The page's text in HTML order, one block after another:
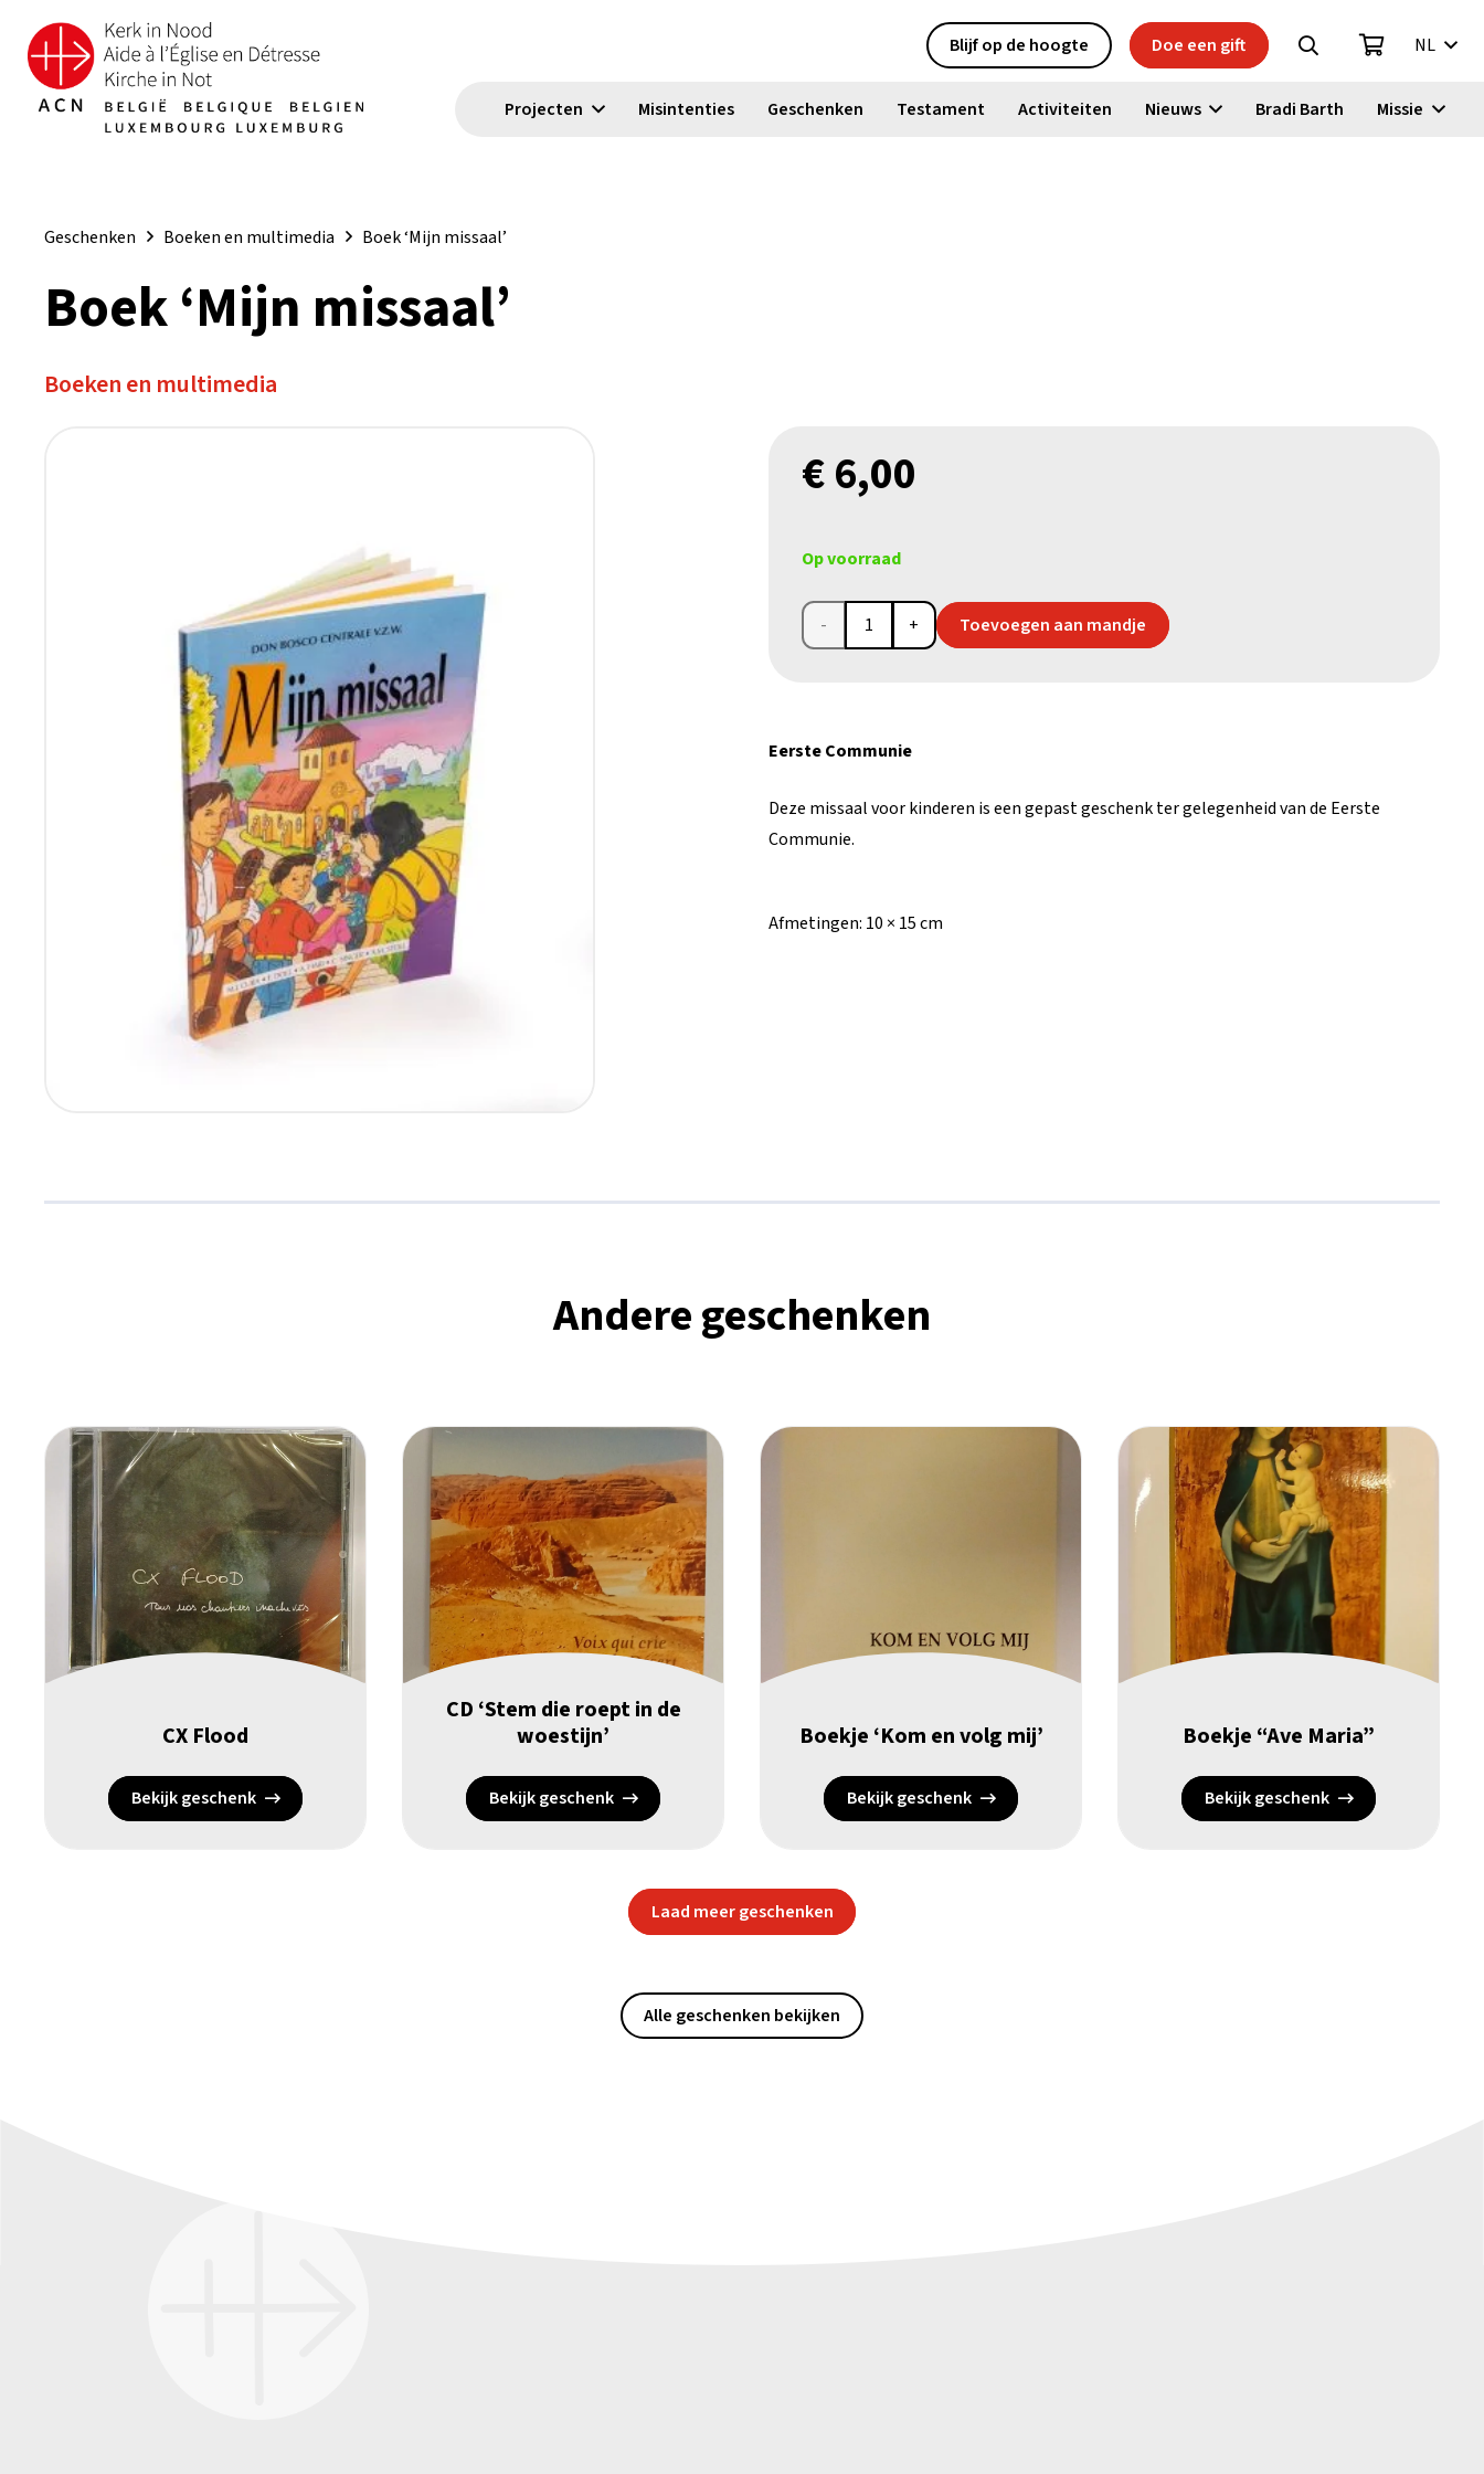
Blijf op de hoogte Doe een gift NL
Projecten Misintenties Geschenken Testament Activiteiten Nieuws Bradi Barth Missie
Geschenken Boeken en multimedia Boek ‘Mijn missaal’
Boek ‘Mijn missaal’
Boeken en multimedia
€6,00
Op voorraad
Boek
aantal
Toevoegen aan mandje
Eerste Communie
Deze missaal voor kinderen is een gepast geschenk ter gelegenheid van de Eerste
Communie.
Afmetingen: 10 × 15 cm
Andere geschenken
CX Flood
Bekijk geschenk
CD ‘Stem die roept in de
woestijn’
Bekijk geschenk
Boekje ‘Kom en volg mij’
Bekijk geschenk
Boekje “Ave Maria”
Bekijk geschenk
Laad meer geschenken
Alle geschenken bekijken